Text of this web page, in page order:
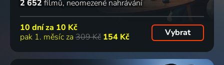
2 652 filmů neomezené nahrávání
10 dní za 10 Kč
pak 1. měsíc za 309 Kč 154 Kč Vybrat